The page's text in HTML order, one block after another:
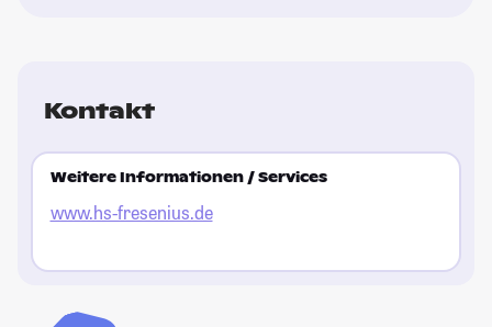
Kontakt
Weitere Informationen / Services
www.hs-fresenius.de